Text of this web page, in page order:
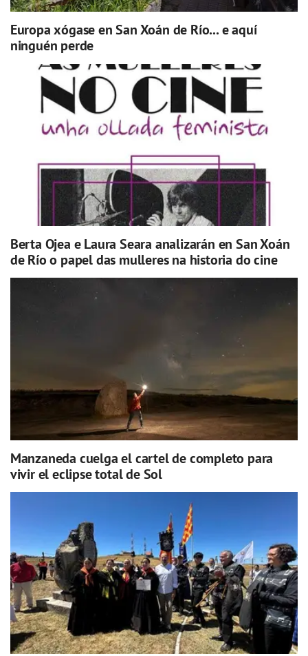
Europa xógase en San Xoán de Río... e aquí
ninguén perde
Berta Ojea e Laura Seara analizarán en San Xoán
de Río o papel das mulleres na historia do cine
Manzaneda cuelga el cartel de completo para
vivir el eclipse total de Sol